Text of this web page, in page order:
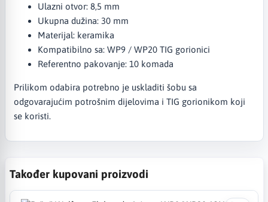
Ulazni otvor: 8,5 mm
Ukupna dužina: 30 mm
Materijal: keramika
Kompatibilno sa: WP9 / WP20 TIG gorionici
Referentno pakovanje: 10 komada
Prilikom odabira potrebno je uskladiti šobu sa
odgovarajućim potrošnim dijelovima i TIG gorionikom koji
se koristi.
Također kupovani proizvodi